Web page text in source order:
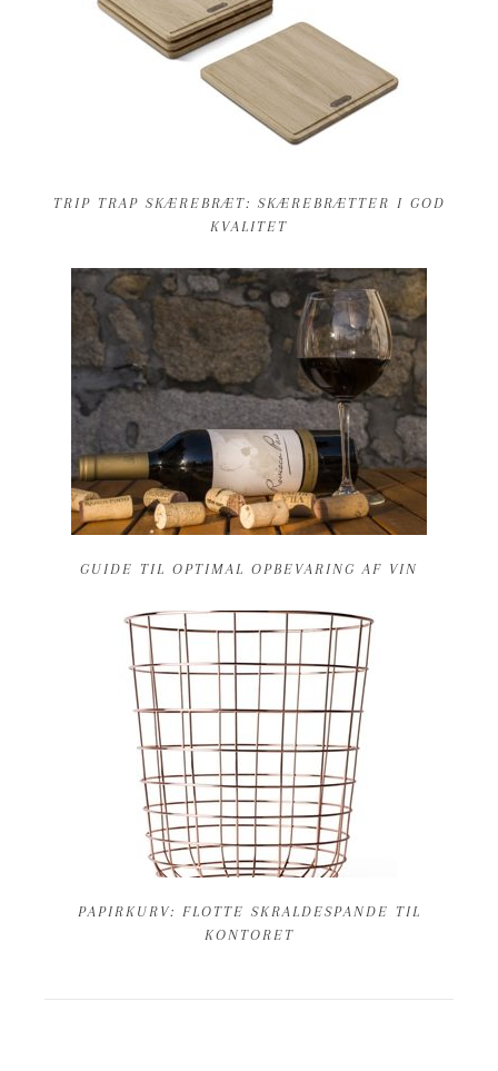
TRIP TRAP SKÆREBRÆT: SKÆREBRÆTTER I GOD
KVALITET
GUIDE TIL OPTIMAL OPBEVARING AF VIN
PAPIRKURV: FLOTTE SKRALDESPANDE TIL
KONTORET